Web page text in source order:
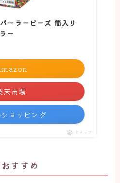
ーラービーズ 筒入り
ー
天市場
ョッピング
ポチップ
すすめ